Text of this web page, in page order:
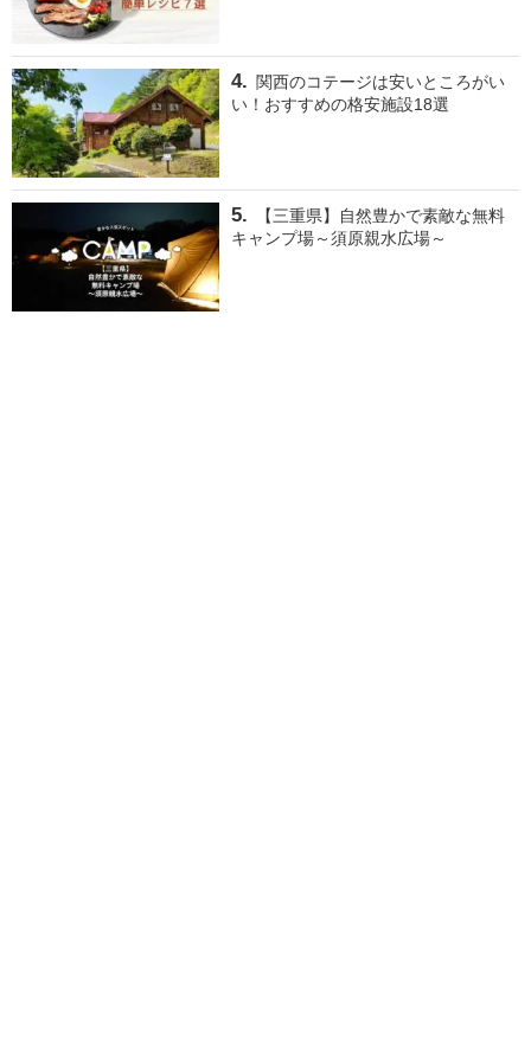
関西のコテージは安いところがい
い！おすすめの格安施設18選
【三重県】自然豊かで素敵な無料
キャンプ場～須原親水広場～